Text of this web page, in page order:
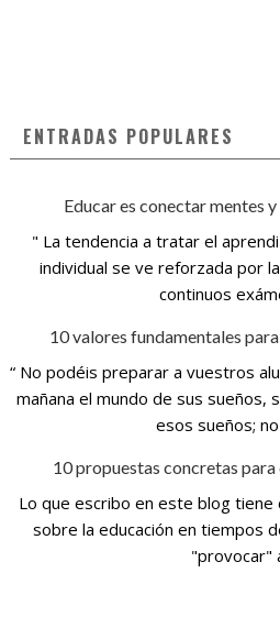
ENTRADAS POPULARES
Educar es conectar mentes
" La tendencia a tratar el
individual se ve reforzada por
continuos
10 valores fundamentales
“ No podéis preparar a vuestros
mañana el mundo de sus sueños,
esos sueños;
10 propuestas concretas
Lo que escribo en este blog
sobre la educación en tiempos
"provocar"